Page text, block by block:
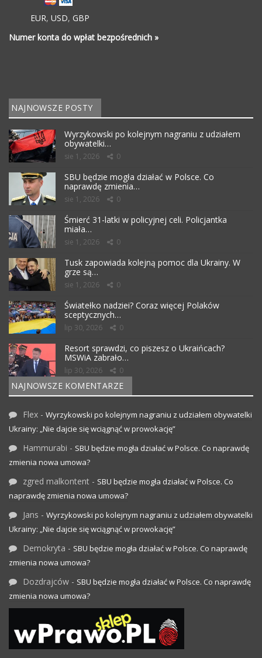
EUR, USD, GBP
Numer konta do wpłat bezpośrednich »
NAJNOWSZE POSTY
Wyrzykowski po kolejnym nagraniu z udziałem
obywatelki…
sie 1, 2026 0
SBU będzie mogła działać w Polsce. Co
naprawdę zmienia…
sie 1, 2026 0
Śmierć 31-latki w policyjnej celi. Policjantka
miała…
sie 1, 2026 0
Tusk zapowiada kolejną pomoc dla Ukrainy. W
grze są…
sie 1, 2026 0
Światełko nadziei? Coraz więcej Polaków
sceptycznych…
lip 30, 2026 0
Resort sprawdzi, co piszesz o Ukraińcach?
MSWiA zabrało…
lip 30, 2026 0
NAJNOWSZE KOMENTARZE
Flex - Wyrzykowski po kolejnym nagraniu z udziałem obywatelki
Ukrainy: „Nie dajcie się wciągnąć w prowokację”
Hammurabi - SBU będzie mogła działać w Polsce. Co naprawdę
zmienia nowa umowa?
zgred malkontent - SBU będzie mogła działać w Polsce. Co
naprawdę zmienia nowa umowa?
Jans - Wyrzykowski po kolejnym nagraniu z udziałem obywatelki
Ukrainy: „Nie dajcie się wciągnąć w prowokację”
Demokryta - SBU będzie mogła działać w Polsce. Co naprawdę
zmienia nowa umowa?
Dozdrajców - SBU będzie mogła działać w Polsce. Co naprawdę
zmienia nowa umowa?